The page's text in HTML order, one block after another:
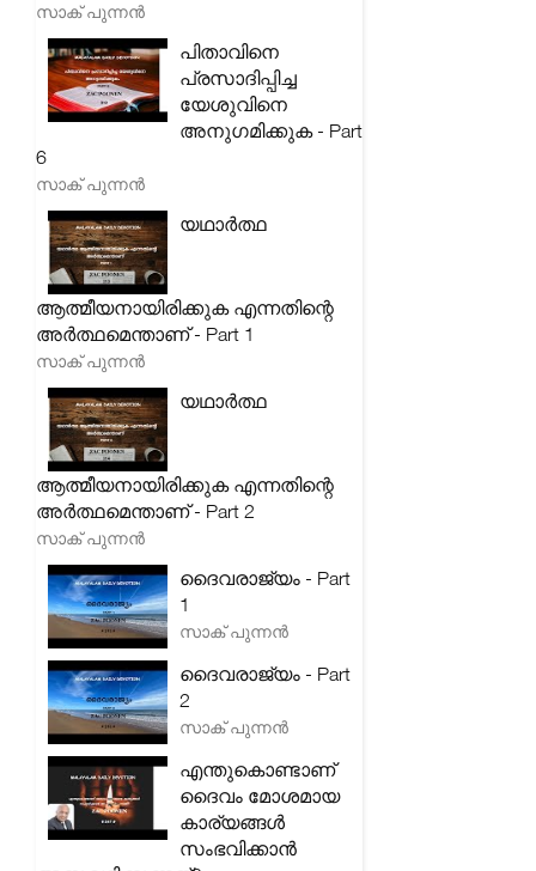
സാക് പുന്നൻ
പിതാവിനെ
പ്രസാദിപ്പിച്ച
യേശുവിനെ
അനുഗമിക്കുക - Part
6
സാക് പുന്നൻ
യഥാർത്ഥ
ആത്മീയനായിരിക്കുക എന്നതിന്റെ
അർത്ഥമെന്താണ് - Part 1
സാക് പുന്നൻ
യഥാർത്ഥ
ആത്മീയനായിരിക്കുക എന്നതിന്റെ
അർത്ഥമെന്താണ് - Part 2
സാക് പുന്നൻ
ദൈവരാജ്യം - Part
1
സാക് പുന്നൻ
ദൈവരാജ്യം - Part
2
സാക് പുന്നൻ
എന്തുകൊണ്ടാണ്
ദൈവം മോശമായ
കാര്യങ്ങൾ
സംഭവിക്കാൻ